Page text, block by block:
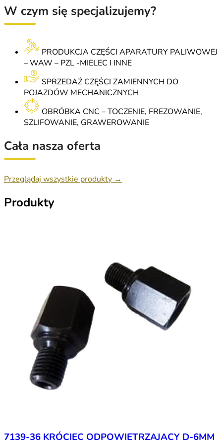
W czym się specjalizujemy?
PRODUKCJA CZĘŚCI APARATURY PALIWOWEJ
– WAW – PZL -MIELEC I INNE
SPRZEDAŻ CZĘŚCI ZAMIENNYCH DO
POJAZDÓW MECHANICZNYCH
OBRÓBKA CNC – TOCZENIE, FREZOWANIE,
SZLIFOWANIE, GRAWEROWANIE
Cała nasza oferta
Przeglądaj wszystkie produkty →
Produkty
7139-36 KRÓCIEC ODPOWIETRZAJĄCY D-6MM